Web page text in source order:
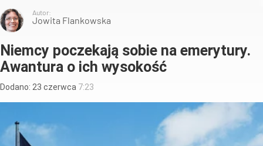
Autor:
Jowita Flankowska
Niemcy poczekają sobie na emerytury.
Awantura o ich wysokość
Dodano: 23 czerwca 7:23